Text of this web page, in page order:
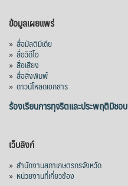
ข้อมูลเผยแพร่
» สื่อมัลติมีเดีย
» สื่อวิดีโอ
» สื่อเสียง
» สื่อสิ่งพิมพ์
» ดาวน์โหลดเอกสาร
ร้องเรียนการทุจริตและประพฤติมิชอบ
เว็บลิงก์
» สำนักงานสภาเกษตรกรจังหวัด
» หน่วยงานที่เกี่ยวข้อง